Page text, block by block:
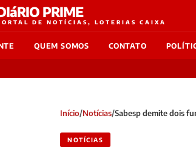
PRIME
DE NOTÍCIAS, LOTERIAS CAIXA
QUEM SOMOS CONTATO
Início/Notícias/Sabesp demite dois
NOTÍCIAS